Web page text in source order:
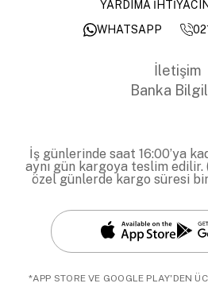
YARDIMA
WHATSAPP
İletişim
Banka
İş günlerinde saat 16:00’ya
aynı gün kargoya teslim
özel günlerde kargo süresi
*APP STORE VE GOOGLE PLAY'DEN